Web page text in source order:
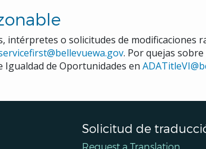
intérpretes o solicitudes de modificaciones
. Por quejas
Igualdad de Oportunidades en
Solicitud de
Request a Translation